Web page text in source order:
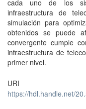
cada uno de los
infraestructura de
simulación para
obtenidos se puede
convergente cumple
infraestructura de
primer nivel.
URI
https://hdl.handle.net/